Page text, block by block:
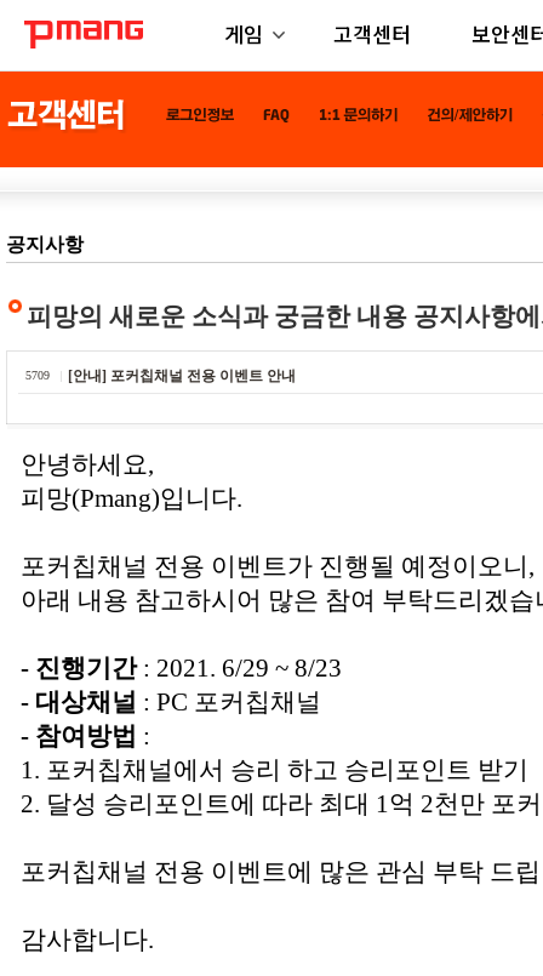
게임 고객센터 보안센
공지사항
피망의 새로운 소식과 궁금한 내용 공지사항
5709 [안내] 포커칩채널 전용 이벤트 안내
안녕하세요,
피망(Pmang)입니다.
포커칩채널 전용 이벤트가 진행될 예정이오니,
아래 내용 참고하시어 많은 참여 부탁드리겠습
- 진행기간: 2021. 6/29 ~ 8/23
- 대상채널 : PC 포커칩채널
- 참여방법 :
1. 포커칩채널에서 승리 하고 승리포인트 받기
2. 달성 승리포인트에 따라 최대 1억 2천만 포
포커칩채널 전용 이벤트에 많은 관심 부탁 드
감사합니다.